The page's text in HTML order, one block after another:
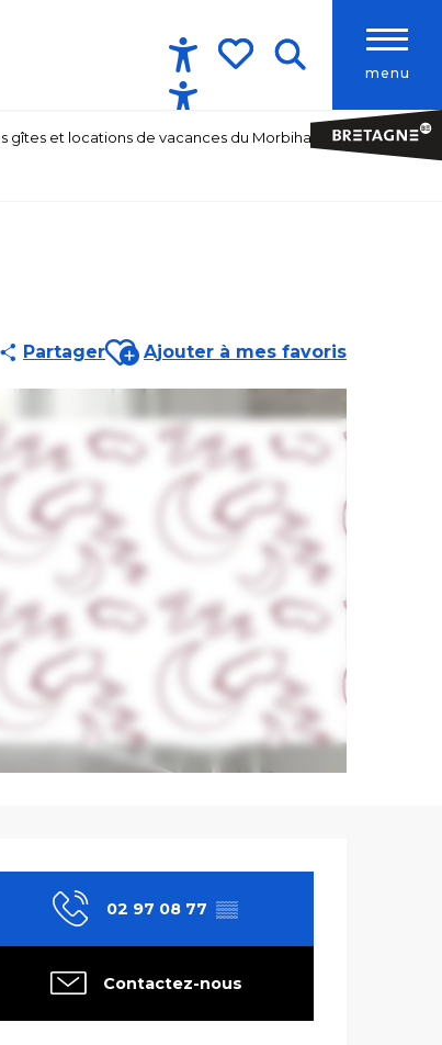
menu
Accessibilité
gîtes et locations de vacances du Morbihan
PartagerAjouter aux favoris
Ajouter à mes favoris
et
02 97 08 77 ▒▒
Contactez-nous